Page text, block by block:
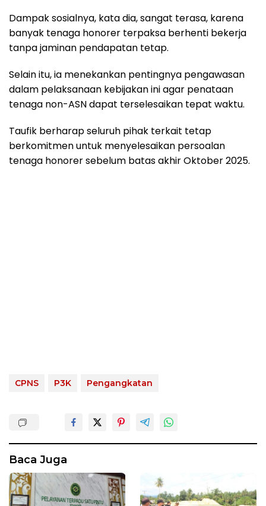
Dampak sosialnya, kata dia, sangat terasa, karena
banyak tenaga honorer terpaksa berhenti bekerja
tanpa jaminan pendapatan tetap.
Selain itu, ia menekankan pentingnya pengawasan
dalam pelaksanaan kebijakan ini agar penataan
tenaga non-ASN dapat terselesaikan tepat waktu.
Taufik berharap seluruh pihak terkait tetap
berkomitmen untuk menyelesaikan persoalan
tenaga honorer sebelum batas akhir Oktober 2025.
CPNS P3K Pengangkatan
Baca Juga